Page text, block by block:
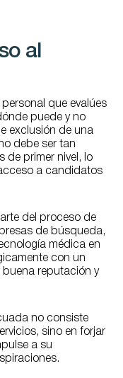
al
que evalúes
puede y no
exclusión de una
debe ser tan
de primer nivel, lo
a candidatos
del proceso de
de búsqueda,
médica en
con un
reputación y
no consiste
sino en forjar
a su